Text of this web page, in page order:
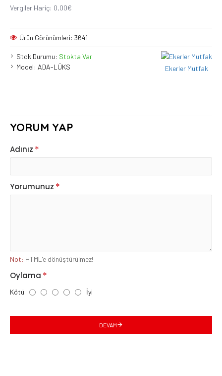
Stok Durumu: Stokta Var
Model: ADA-LÜKS Ekerler Mutfak
Ürün Görünümleri: 3641
Vergiler Hariç: 0,00€
YORUM YAP
Adınız
Yorumunuz
Not: HTML'e dönüştürülmez!
Oylama
Kötü İyi
DEVAM